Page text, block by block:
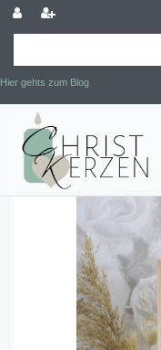
Hier gehts zum Blog